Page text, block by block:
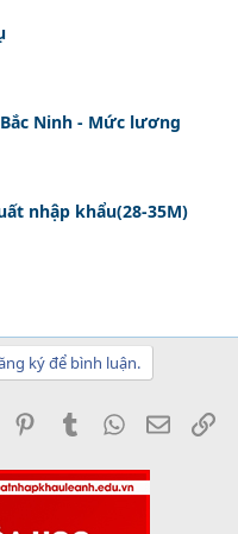
Ninh - Mức lương
nhập khẩu(28-35M)
ký để bình luận.
Reddit PinterestTumblrWhatsApp
Email